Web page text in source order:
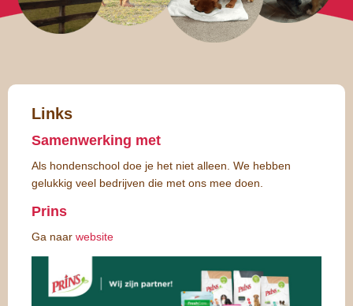
Links
Samenwerking met
Als hondenschool doe je het niet alleen. We hebben
gelukkig veel bedrijven die met ons mee doen.
Prins
Ga naar website